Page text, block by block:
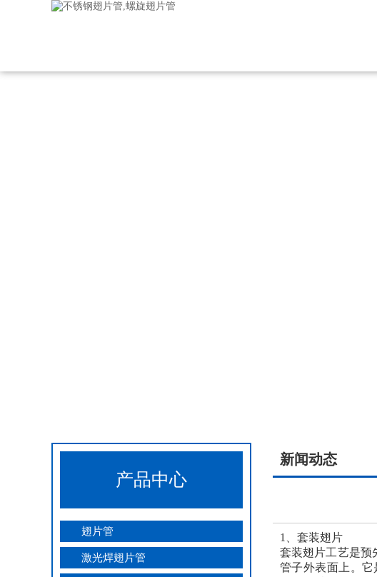
产品中心
翅片管
激光焊翅片管
新闻动态
1、套装翅片
套装翅片工艺是预
管子外表面上。